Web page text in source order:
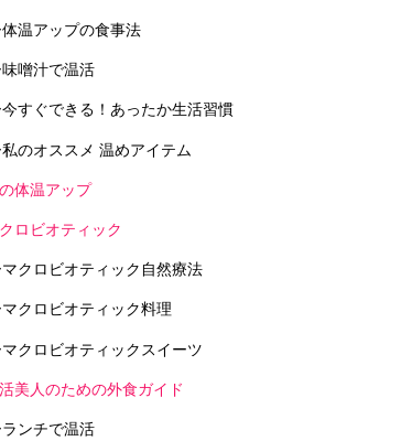
体温アップの食事法
味噌汁で温活
今すぐできる！あったか生活習慣
私のオススメ 温めアイテム
体温アップ
ロビオティック
マクロビオティック自然療法
マクロビオティック料理
マクロビオティックスイーツ
美人のための外食ガイド
ランチで温活